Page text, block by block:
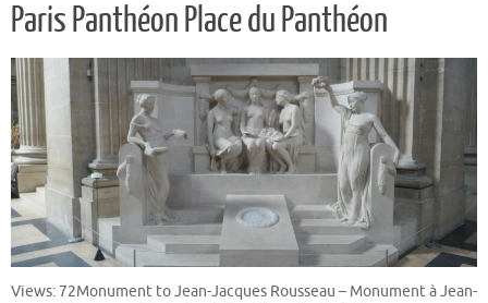
Paris Panthéon Place du Panthéon
Views: 72Monument to Jean-Jacques Rousseau – Monument à Jean-